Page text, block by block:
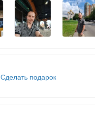
Сделать подарок